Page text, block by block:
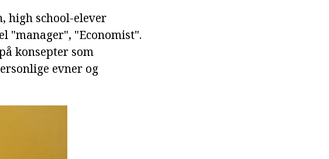
high school-elever
"manager", "Economist".
konsepter som
evner og